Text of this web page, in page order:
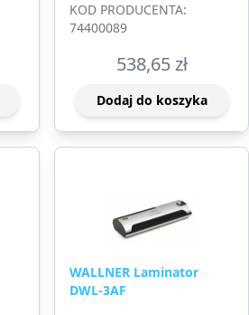
KOD PRODUCENTA:
74400089
538,65zł
Dodaj do koszyka
WALLNER Laminator
DWL-3AF